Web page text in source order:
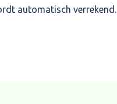
automatisch verrekend.